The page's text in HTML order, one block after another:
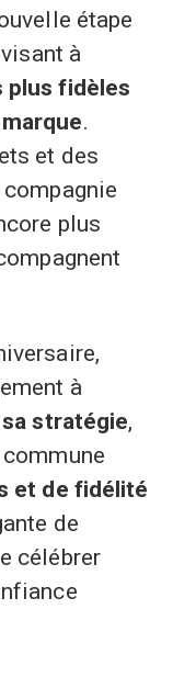
étape
visant à
plus fidèles
.
et des
plus
à
stratégie,
et de fidélité
de
célébrer